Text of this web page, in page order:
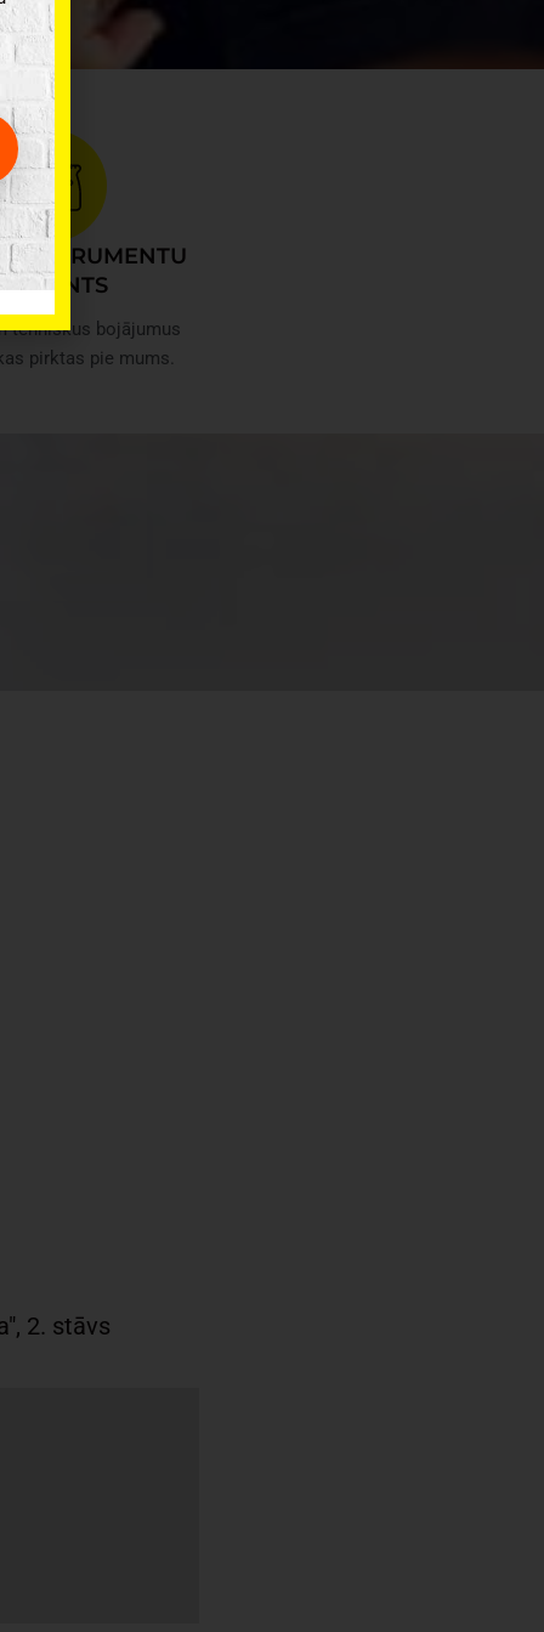
tehniskus bojājumus
pirktas pie mums.
2. stāvs